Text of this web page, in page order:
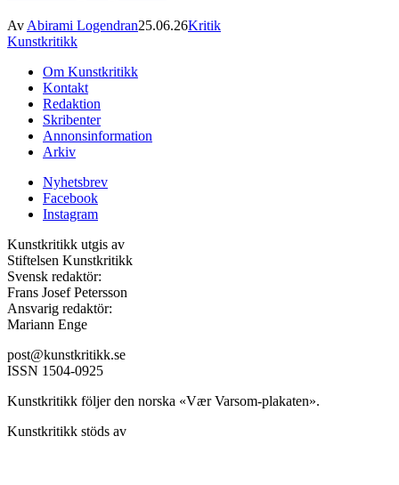
Av Abirami Logendran25.06.26Kritik
Kunstkritikk
Om Kunstkritikk
Kontakt
Redaktion
Skribenter
Annonsinformation
Arkiv
Nyhetsbrev
Facebook
Instagram
Kunstkritikk utgis av
Stiftelsen Kunstkritikk
Svensk redaktör:
Frans Josef Petersson
Ansvarig redaktör:
Mariann Enge
post@kunstkritikk.se
ISSN 1504-0925
Kunstkritikk följer den norska «Vær Varsom-plakaten».
Kunstkritikk stöds av